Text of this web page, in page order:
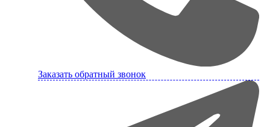
Заказать обратный звонок